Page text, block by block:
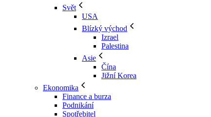
Svět
USA
Blízký východ
Izrael
Palestina
Asie
Čína
Jižní Korea
Ekonomika
Finance a burza
Podnikání
Spotřebitel